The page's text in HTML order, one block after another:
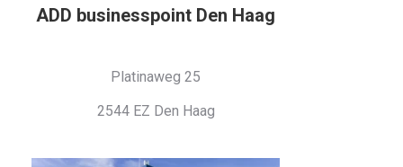
ADD businesspoint Den Haag
Platinaweg 25
2544 EZ Den Haag